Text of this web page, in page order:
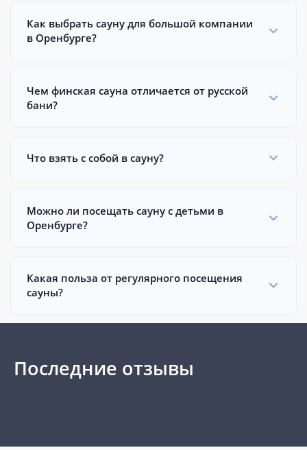
Как выбрать сауну для большой компании
в Оренбурге?
Чем финская сауна отличается от русской
бани?
Что взять с собой в сауну?
Можно ли посещать сауну с детьми в
Оренбурге?
Какая польза от регулярного посещения
сауны?
Последние отзывы